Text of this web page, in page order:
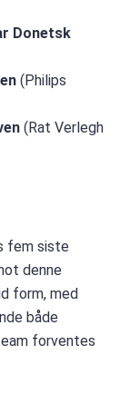
Donetsk
(Philips
(Rat Verlegh
fem siste
denne
form, med
både
forventes